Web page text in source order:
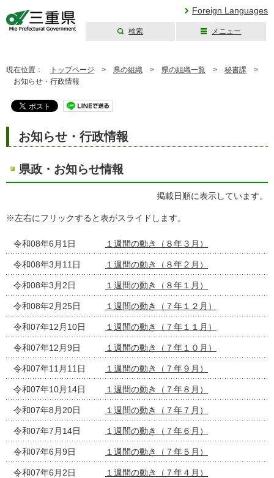
Foreign Languages
検索 メニュー
現在位置： トップページ > 県の組織 > 県の組織一覧 > 秘書課 >
お知らせ・行政情報
お知らせ・行政情報
県政・お知らせ情報
掲載日順に表示しています。
※左右にフリックすると表がスライドします。
令和08年6月1日 １週間の動き（８年３月）
令和08年3月11日 １週間の動き（８年２月）
令和08年3月2日 １週間の動き（８年１月）
令和08年2月25日 １週間の動き（７年１２月）
令和07年12月10日 １週間の動き（７年１１月）
令和07年12月9日 １週間の動き（７年１０月）
令和07年11月11日 １週間の動き（７年９月）
令和07年10月14日 １週間の動き（７年８月）
令和07年8月20日 １週間の動き（７年７月）
令和07年7月14日 １週間の動き（７年６月）
令和07年6月9日 １週間の動き（７年５月）
令和07年6月2日 １週間の動き（７年４月）